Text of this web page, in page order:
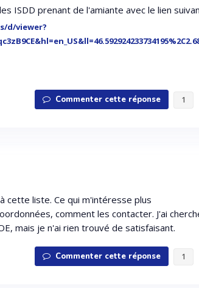
ISDD prenant de l'amiante avec le lien
d/viewer?
Commenter cette réponse 1
cette liste. Ce qui m'intéresse plus
comment les contacter. J'ai
mais je n'ai rien trouvé de satisfaisant.
Commenter cette réponse 1